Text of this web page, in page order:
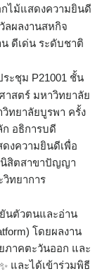
ไม้แสดงความยินดี
ลผลงานสหกิจ
ดีเด่น ระดับชาติ
ะชุม P21001 ชั้น
าสตร์ มหาวิทยาลัย
ทยาลัยบูรพา ครั้ง
ก อธิการบดี
งความยินดีเพื่อ
นิสิตสาขาปัญญา
ทยาการ
นตัวตนและอ่าน
โดยผลงาน
ภาคตะวันออก และ
และได้เข้าร่วมพิธี